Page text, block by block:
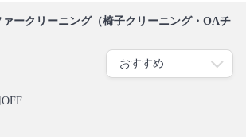
ークリーニング（椅子クリーニング・OAチ